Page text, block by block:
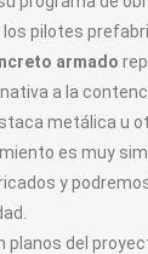
los pilotes
armado
a la
metálica u
es muy
y
planos del